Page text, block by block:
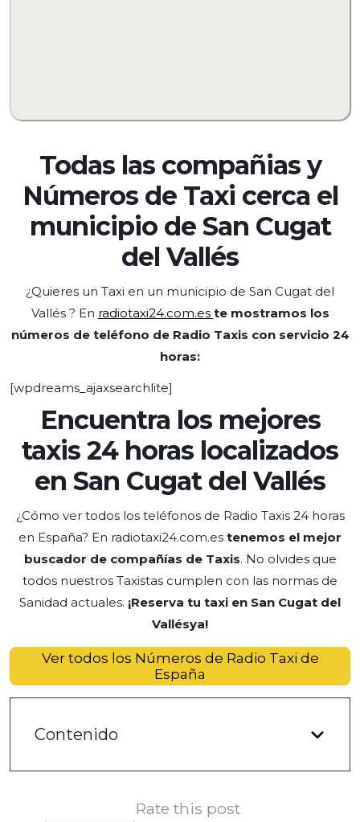
Todas las compañias y
Números de Taxi cerca el
municipio de San Cugat
del Vallés
¿Quieres un Taxi en un municipio de San Cugat del
Vallés ? En radiotaxi24.com.es te mostramos los
números de teléfono de Radio Taxis con servicio 24
horas:
[wpdreams_ajaxsearchlite]
Encuentra los mejores
taxis 24 horas localizados
en San Cugat del Vallés
¿Cómo ver todos los teléfonos de Radio Taxis 24 horas
en España? En radiotaxi24.com.es tenemos el mejor
buscador de compañías de Taxis. No olvides que
todos nuestros Taxistas cumplen con las normas de
Sanidad actuales. ¡Reserva tu taxi en San Cugat del
Vallésya!
Ver todos los Números de Radio Taxi de
España
Contenido
Rate this post